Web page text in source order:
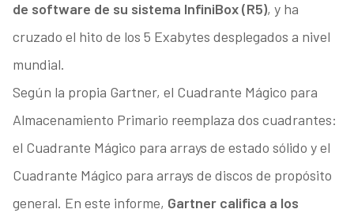
de software de su sistema InfiniBox (R5), y ha
cruzado el hito de los 5 Exabytes desplegados a nivel
mundial.
Según la propia Gartner, el Cuadrante Mágico para
Almacenamiento Primario reemplaza dos cuadrantes:
el Cuadrante Mágico para arrays de estado sólido y el
Cuadrante Mágico para arrays de discos de propósito
general. En este informe, Gartner califica a los